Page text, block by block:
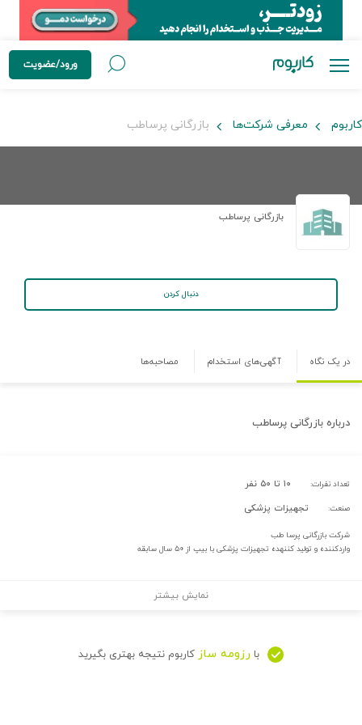
ورود/عضویت
کاربوم معرفی شرکت‌ها بازرگانی پرساطب
بازرگانی پرساطب
دنبال کردن
در یک نگاه آگهی‌های استخدام مصاحبه‌ها
درباره بازرگانی پرساطب
تعداد نفرات: ۱۰ تا ۵۰ نفر
صنعت: تجهیزات پزشکی
شرکت بازرگانی پرسا طب
واردکننده و تولید کننهده تجهیزات پزشکی با بیپ از ۵۰ سال سابقه
نمایش بیشتر
با رزومه ساز کاربوم نتیجه بهتری بگیرید